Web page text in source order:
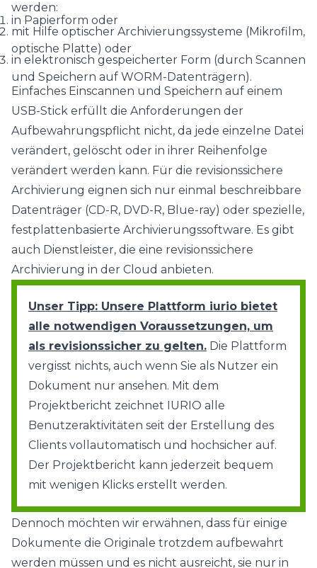
werden:
in Papierform oder
mit Hilfe optischer Archivierungssysteme (Mikrofilm,
optische Platte) oder
in elektronisch gespeicherter Form (durch Scannen
und Speichern auf WORM-Datenträgern).
Einfaches Einscannen und Speichern auf einem
USB-Stick erfüllt die Anforderungen der
Aufbewahrungspflicht nicht, da jede einzelne Datei
verändert, gelöscht oder in ihrer Reihenfolge
verändert werden kann. Für die revisionssichere
Archivierung eignen sich nur einmal beschreibbare
Datenträger (CD-R, DVD-R, Blue-ray) oder spezielle,
festplattenbasierte Archivierungssoftware. Es gibt
auch Dienstleister, die eine revisionssichere
Archivierung in der Cloud anbieten.
Unser Tipp: Unsere Plattform iurio bietet
alle notwendigen Voraussetzungen, um
als revisionssicher zu gelten. Die Plattform
vergisst nichts, auch wenn Sie als Nutzer ein
Dokument nur ansehen. Mit dem
Projektbericht zeichnet IURIO alle
Benutzeraktivitäten seit der Erstellung des
Clients vollautomatisch und hochsicher auf.
Der Projektbericht kann jederzeit bequem
mit wenigen Klicks erstellt werden.
Dennoch möchten wir erwähnen, dass für einige
Dokumente die Originale trotzdem aufbewahrt
werden müssen und es nicht ausreicht, sie nur in